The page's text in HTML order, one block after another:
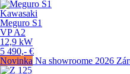
Kawasaki
Meguro S1
VPA2
12,9 kW
5 490,- €
Novinka Na showroome 2026